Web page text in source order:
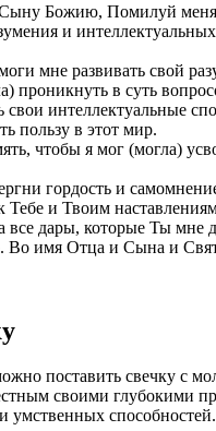
Божию, Помилуй
и
мне развивать свой
проникнуть в суть
интеллектуальные
пользу в этот мир.
чтобы я мог (могла)
гордость и
Тебе и Твоим
все дары, которые Ты мне
Во имя Отца и Сына и
поставить свечку с
своими глубокими
умственных